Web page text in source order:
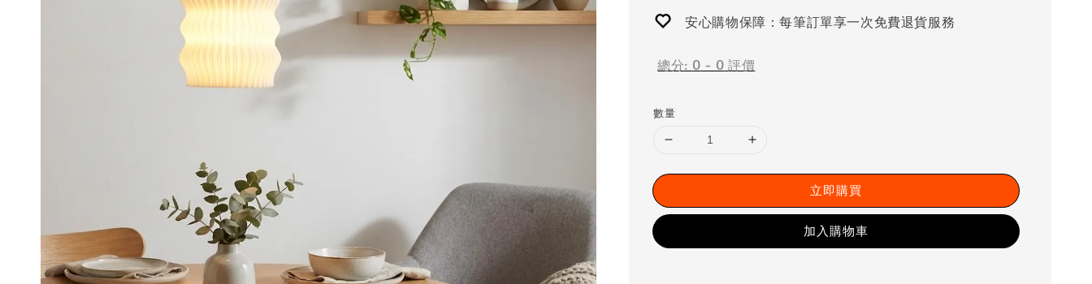
安心購物保障：每筆訂單享一次免費退貨服務
總分: 0 - 0 評價
數量
立即購買
加入購物車